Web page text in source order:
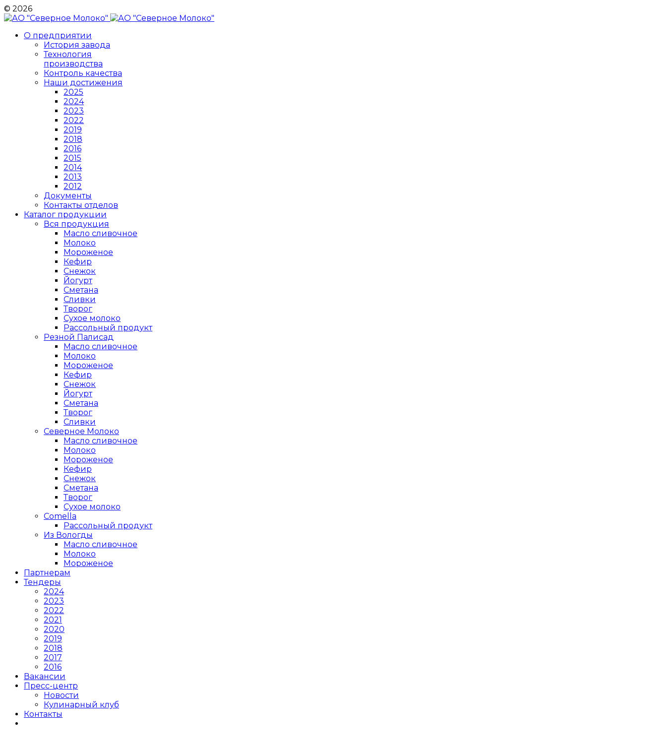
© 2026
О предприятии
История завода
Технология
производства
Контроль качества
Наши достижения
2025
2024
2023
2022
2019
2018
2016
2015
2014
2013
2012
Документы
Контакты отделов
Каталог продукции
Вся продукция
Масло сливочное
Молоко
Мороженое
Кефир
Снежок
Йогурт
Сметана
Сливки
Творог
Сухое молоко
Рассольный продукт
Резной Палисад
Масло сливочное
Молоко
Мороженое
Кефир
Снежок
Йогурт
Сметана
Творог
Сливки
Северное Молоко
Масло сливочное
Молоко
Мороженое
Кефир
Снежок
Сметана
Творог
Сухое молоко
Comеlla
Рассольный продукт
Из Вологды
Масло сливочное
Молоко
Мороженое
Партнерам
Тендеры
2024
2023
2022
2021
2020
2019
2018
2017
2016
Вакансии
Пресс-центр
Новости
Кулинарный клуб
Контакты